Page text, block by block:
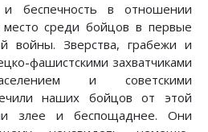
и беспечность в отношении
среди бойцов в первые
войны. Зверства, грабежи и
фашистскими захватчиками
и советскими
наших бойцов от этой
злее и беспощаднее. Они